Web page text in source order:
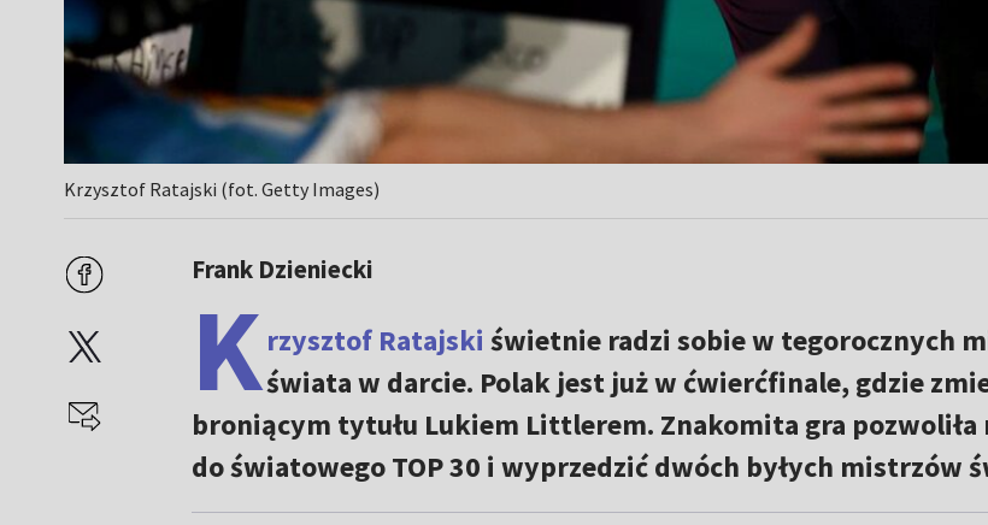
Krzysztof Ratajski (fot. Getty Images)
Frank Dzieniecki
Krzysztof Ratajski świetnie radzi sobie w tegorocznych
świata w darcie. Polak jest już w ćwierćfinale, gdzie
broniącym tytułu Lukiem Littlerem. Znakomita gra pozwoliła
do światowego TOP 30 i wyprzedzić dwóch byłych mistrzów